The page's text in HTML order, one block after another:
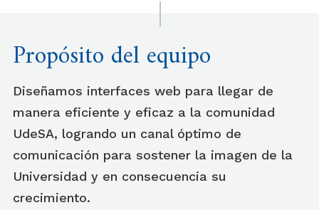
Propósito del equipo
Diseñamos interfaces web para llegar de
manera eficiente y eficaz a la comunidad
UdeSA, logrando un canal óptimo de
comunicación para sostener la imagen de la
Universidad y en consecuencia su
crecimiento.